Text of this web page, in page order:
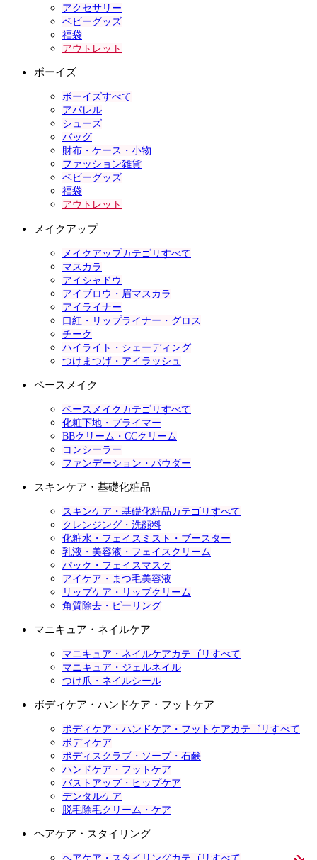
アクセサリー
ベビーグッズ
福袋
アウトレット
ボーイズ
ボーイズすべて
アパレル
シューズ
バッグ
財布・ケース・小物
ファッション雑貨
ベビーグッズ
福袋
アウトレット
メイクアップ
メイクアップカテゴリすべて
マスカラ
アイシャドウ
アイブロウ・眉マスカラ
アイライナー
口紅・リップライナー・グロス
チーク
ハイライト・シェーディング
つけまつげ・アイラッシュ
ベースメイク
ベースメイクカテゴリすべて
化粧下地・プライマー
BBクリーム・CCクリーム
コンシーラー
ファンデーション・パウダー
スキンケア・基礎化粧品
スキンケア・基礎化粧品カテゴリすべて
クレンジング・洗顔料
化粧水・フェイスミスト・ブースター
乳液・美容液・フェイスクリーム
パック・フェイスマスク
アイケア・まつ毛美容液
リップケア・リップクリーム
角質除去・ピーリング
マニキュア・ネイルケア
マニキュア・ネイルケアカテゴリすべて
マニキュア・ジェルネイル
つけ爪・ネイルシール
ボディケア・ハンドケア・フットケア
ボディケア・ハンドケア・フットケアカテゴリすべて
ボディケア
ボディスクラブ・ソープ・石鹸
ハンドケア・フットケア
バストアップ・ヒップケア
デンタルケア
脱毛除毛クリーム・ケア
ヘアケア・スタイリング